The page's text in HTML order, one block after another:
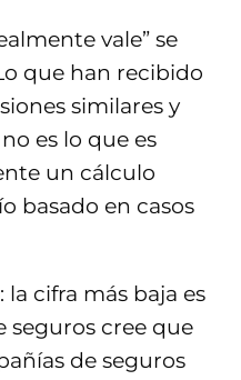
vale” se
que han recibido
similares y
es lo que es
un cálculo
basado en casos
cifra más baja es
seguros cree que
de seguros